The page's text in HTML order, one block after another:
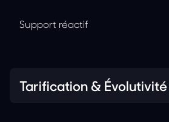
Support réactif
Tarification & Évolutivité